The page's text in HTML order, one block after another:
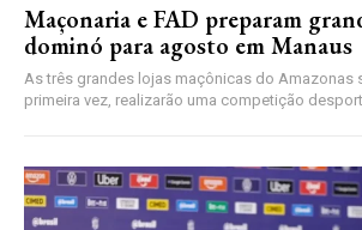
Maçonaria e FAD preparam
dominó para agosto em Manaus
As três grandes lojas maçônicas do Amazonas
primeira vez, realizarão uma competição